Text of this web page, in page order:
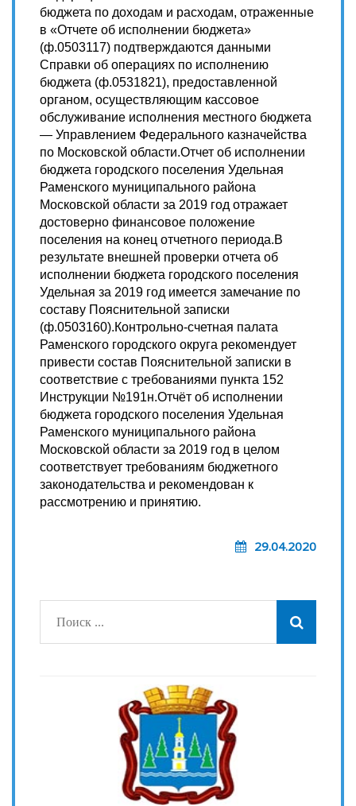
бюджета по доходам и расходам, отраженные
в «Отчете об исполнении бюджета»
(ф.0503117) подтверждаются данными
Справки об операциях по исполнению
бюджета (ф.0531821), предоставленной
органом, осуществляющим кассовое
обслуживание исполнения местного бюджета
— Управлением Федерального казначейства
по Московской области.Отчет об исполнении
бюджета городского поселения Удельная
Раменского муниципального района
Московской области за 2019 год отражает
достоверно финансовое положение
поселения на конец отчетного периода.В
результате внешней проверки отчета об
исполнении бюджета городского поселения
Удельная за 2019 год имеется замечание по
составу Пояснительной записки
(ф.0503160).Контрольно-счетная палата
Раменского городского округа рекомендует
привести состав Пояснительной записки в
соответствие с требованиями пункта 152
Инструкции №191н.Отчёт об исполнении
бюджета городского поселения Удельная
Раменского муниципального района
Московской области за 2019 год в целом
соответствует требованиям бюджетного
законодательства и рекомендован к
рассмотрению и принятию.
29.04.2020